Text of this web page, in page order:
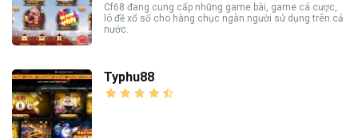
Cf68 đang cung cấp những game bài, game cá cược,
lô đề xổ số cho hàng chục ngàn người sử dụng trên cả
nước.
Typhu88